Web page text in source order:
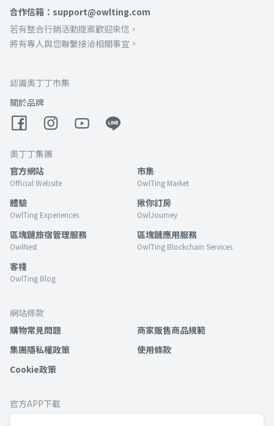
合作信箱：support@owlting.com
若有整合行銷活動提案歡迎來信，
將有專人與您聯繫接洽相關事宜。
認識奧丁丁市集
關於品牌
奧丁丁集團
官方網站
Official Website
市集
OwlTing Market
體驗
OwlTing Experiences
揪你訂房
OwlJourney
區塊鏈旅宿管理服務
OwlNest
區塊鏈應用服務
OwlTing Blockchain Services
客棧
OwlTing Blog
網站條款
購物常見問題
商家販售商品規範
集團隱私權政策
使用條款
Cookie政策
官方APP下載